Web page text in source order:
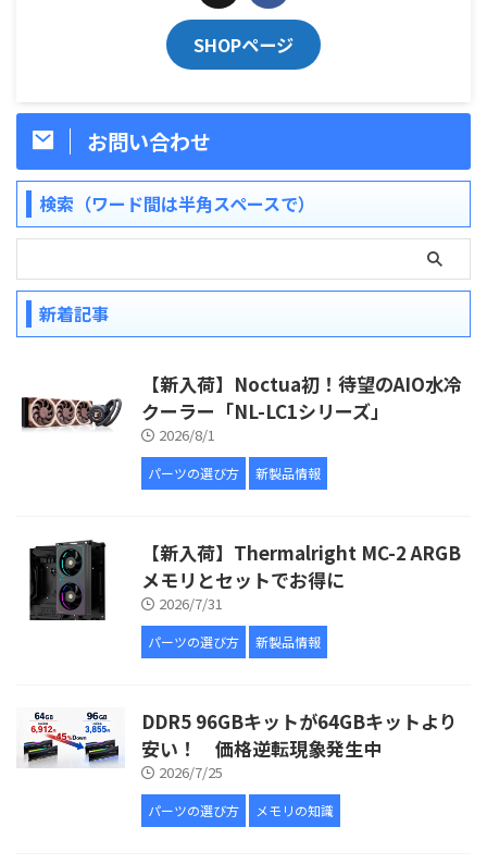
SHOPページ
お問い合わせ
検索（ワード間は半角スペースで）
新着記事
【新入荷】Noctua初！待望のAIO水冷
クーラー「NL-LC1シリーズ」
2026/8/1
パーツの選び方 新製品情報
【新入荷】Thermalright MC-2 ARGB
メモリとセットでお得に
2026/7/31
パーツの選び方 新製品情報
DDR5 96GBキットが64GBキットより
安い！ 価格逆転現象発生中
2026/7/25
パーツの選び方 メモリの知識